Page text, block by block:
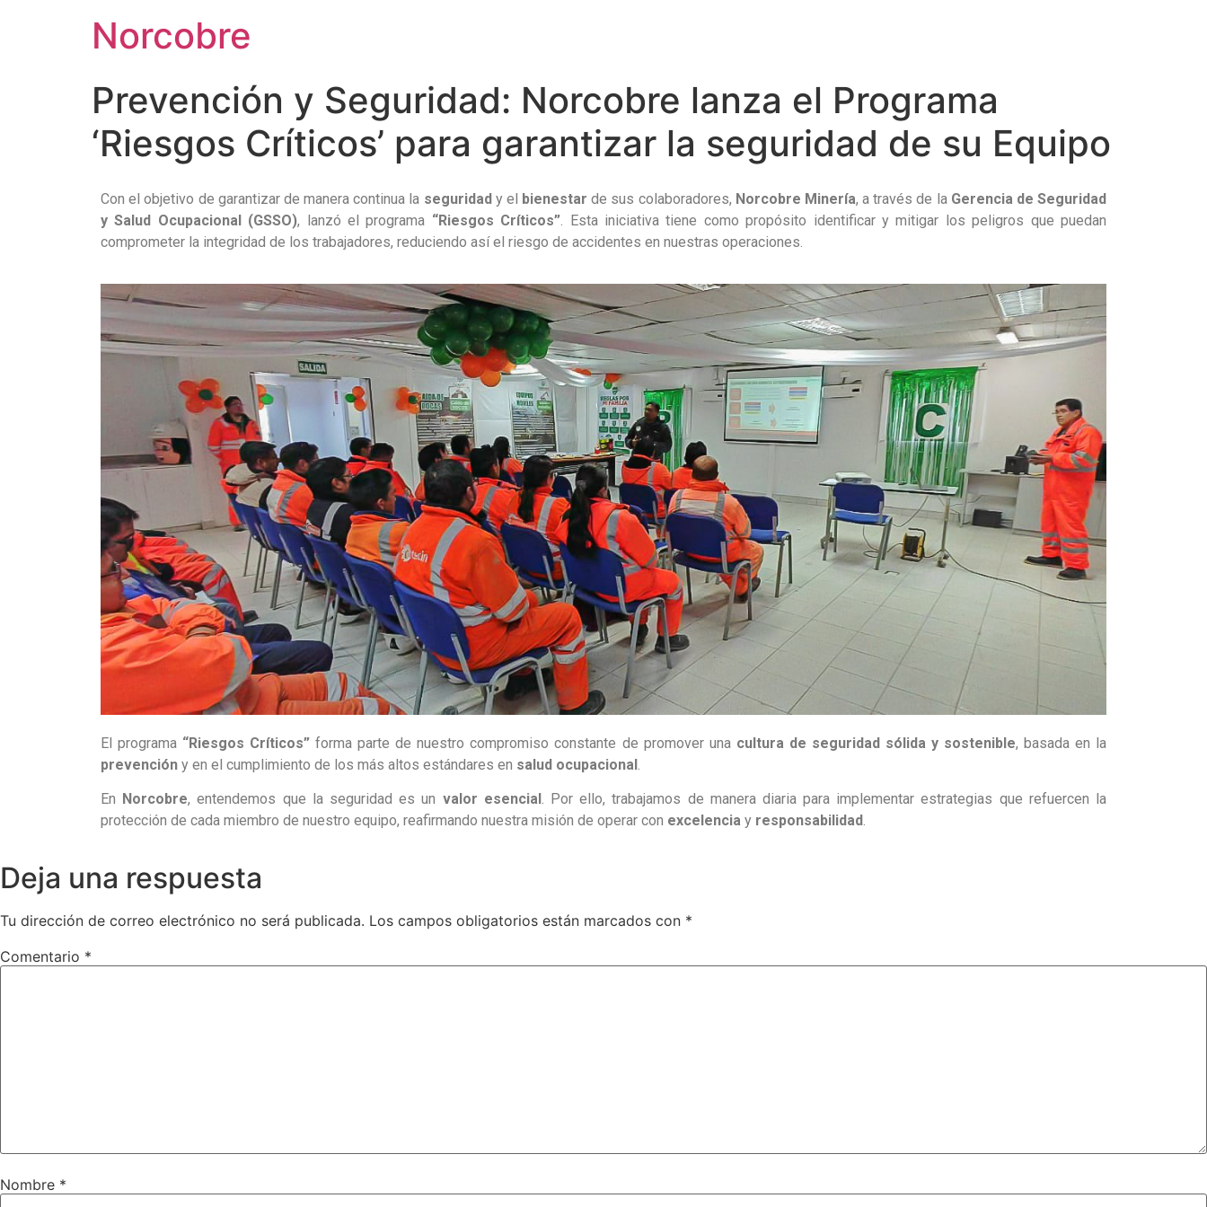
Norcobre
Prevención y Seguridad: Norcobre lanza el Programa
‘Riesgos Críticos’ para garantizar la seguridad de su Equipo
Con el objetivo de garantizar de manera continua la seguridady el bienestar de sus colaboradores, Norcobre Minería, a través de la Gerencia de Seguridad
y Salud Ocupacional (GSSO), lanzó el programa “Riesgos Críticos”. Esta iniciativa tiene como propósito identificar y mitigar los peligros que puedan
comprometer la integridad de los trabajadores, reduciendo así el riesgo de accidentes en nuestras operaciones.
El programa “Riesgos Críticos” forma parte de nuestro compromiso constante de promover una cultura de seguridad sólida y sostenible, basada en la
prevención y en el cumplimiento de los más altos estándares en salud ocupacional.
En Norcobre, entendemos que la seguridad es un valor esencial . Por ello, trabajamos de manera diaria para implementar estrategias que refuercen la
protección de cada miembro de nuestro equipo, reafirmando nuestra misión de operar con excelencia y responsabilidad.
Deja una respuesta
Tu dirección de correo electrónico no será publicada. Los campos obligatorios están marcados con *
Comentario *
Nombre *